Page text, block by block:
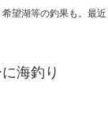
望湖等の釣果も。最近
海釣り